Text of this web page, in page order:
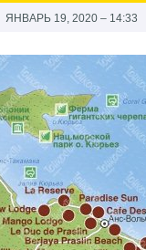
ЯНВАРЬ 19, 2020 – 14:33